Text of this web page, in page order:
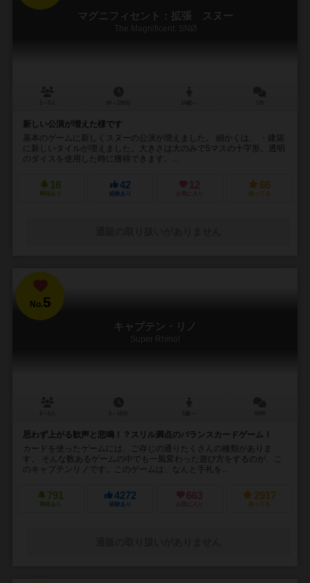
マグニフィセント：拡張 スヌー
The Magnificent: SNØ
新しい公演が増えた様です
基本のゲームに新しくスヌーの公演が増えました。 細かくは、 ・建築
に新しいタイルが増えました。大きさは大のみで5マスの十字形。透明
のダイスを使用した時に獲得できます。...
18
興味あり
42
経験あり
12
お気に入り
66
持ってる
No.5
キャプテン・リノ
Super Rhino!
思わず上がる歓声と悲鳴！？スリル満点のバランスカードゲーム！
カードを使ったゲームには、ご存じの通りたくさんの種類がありま
す。 そんな数あるゲームの中でも一風変わった遊び方をするのが、こ
のキャプテンリノです。このゲームは、なんと手札を...
791
興味あり
4272
経験あり
663
お気に入り
2917
持ってる